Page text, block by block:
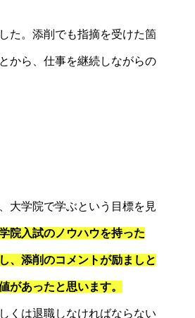
た。添削でも指摘を受けた箇
から、仕事を継続しながらの
大学院で学ぶという目標を見
院入試のノウハウを持った
、添削のコメントが励ましと
があったと思います。
くは退職しなければならない